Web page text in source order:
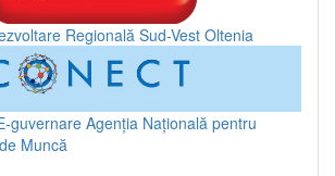
Regională Sud-Vest Oltenia
guvernare Agenția Națională pentru
Muncă